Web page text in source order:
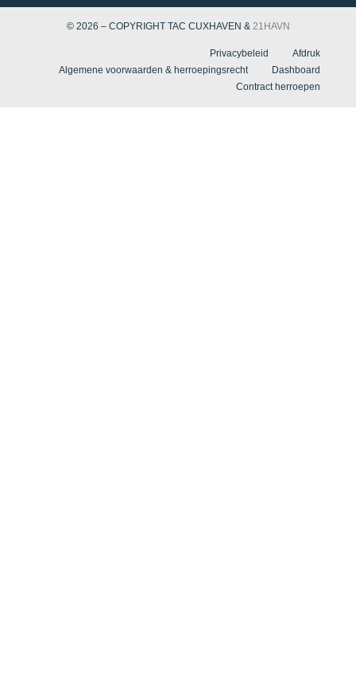
© 2026 – COPYRIGHT TAC CUXHAVEN & 21HAVN
Privacybeleid
Afdruk
Algemene voorwaarden & herroepingsrecht
Dashboard
Contract herroepen